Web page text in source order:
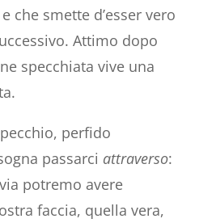
che smette d’esser vero
Attimo dopo
specchiata vive una
perfido
passarci attraverso:
potremo avere
faccia, quella vera,